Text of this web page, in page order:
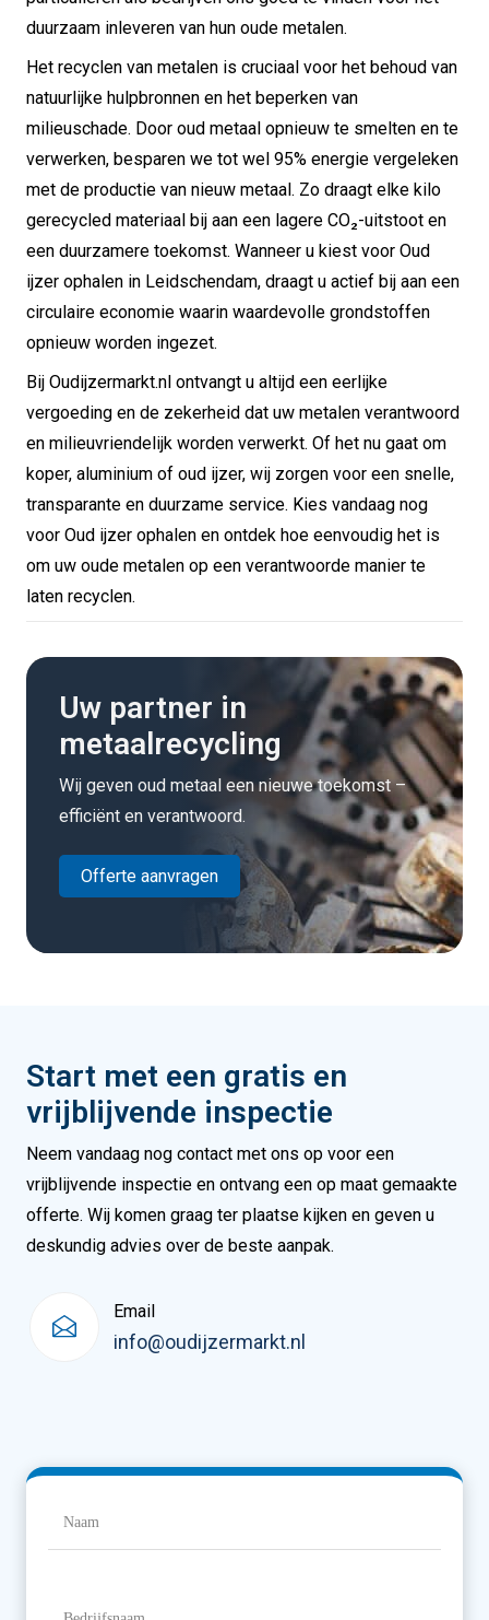
duurzaam inleveren van hun oude metalen.
Het recyclen van metalen is cruciaal voor het behoud van
natuurlijke hulpbronnen en het beperken van
milieuschade. Door oud metaal opnieuw te smelten en te
verwerken, besparen we tot wel 95% energie vergeleken
met de productie van nieuw metaal. Zo draagt elke kilo
gerecycled materiaal bij aan een lagere CO₂-uitstoot en
een duurzamere toekomst. Wanneer u kiest voor Oud
ijzer ophalen in Leidschendam, draagt u actief bij aan een
circulaire economie waarin waardevolle grondstoffen
opnieuw worden ingezet.
Bij Oudijzermarkt.nl ontvangt u altijd een eerlijke
vergoeding en de zekerheid dat uw metalen verantwoord
en milieuvriendelijk worden verwerkt. Of het nu gaat om
koper, aluminium of oud ijzer, wij zorgen voor een snelle,
transparante en duurzame service. Kies vandaag nog
voor Oud ijzer ophalen en ontdek hoe eenvoudig het is
om uw oude metalen op een verantwoorde manier te
laten recyclen.
Uw partner in
metaalrecycling
Wij geven oud metaal een nieuwe toekomst –
efficiënt en verantwoord.
Offerte aanvragen
Start met een gratis en
vrijblijvende inspectie
Neem vandaag nog contact met ons op voor een
vrijblijvende inspectie en ontvang een op maat gemaakte
offerte. Wij komen graag ter plaatse kijken en geven u
deskundig advies over de beste aanpak.
Email
info@oudijzermarkt.nl